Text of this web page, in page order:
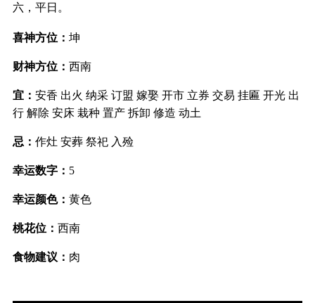
六，平日。
喜神方位： 坤
财神方位： 西南
宜： 安香 出火 纳采 订盟 嫁娶 开市 立券 交易 挂匾 开光 出
行 解除 安床 栽种 置产 拆卸 修造 动土
忌： 作灶 安葬 祭祀 入殓
幸运数字： 5
幸运颜色： 黄色
桃花位： 西南
食物建议： 肉